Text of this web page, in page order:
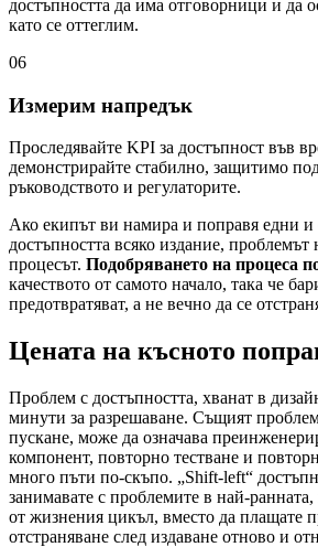
достъпността да има отговорници и да
като се оттеглим.
06
Измерим напредък
Проследявайте KPI за достъпност във
демонстрирайте стабилно, защитимо
ръководството и регулаторите.
Ако екипът ви намира и поправя едни
достъпността всяко издание,
процесът. Подобряването на процеса
качеството от самото начало, така че
предотвратяват, а не вечно да се
Цената на късното
Проблем с достъпността, хванат в
минути за разрешаване. Същият
пускане, може да означава
компонент, повторно тестване и
много пъти по-скъпо. „Shift-left“
занимавате с проблемите в най-ранната,
от жизнения цикъл, вместо да плащате
отстраняване след издаване отново и